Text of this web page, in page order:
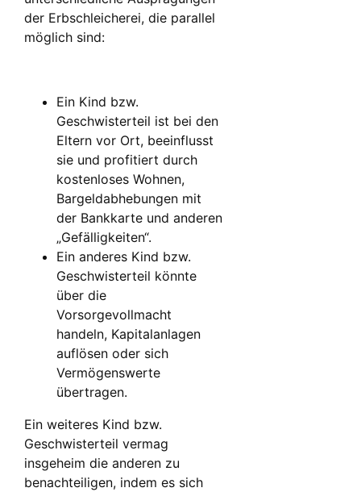
der Erbschleicherei, die parallel
möglich sind:
Ein Kind bzw.
Geschwisterteil ist bei den
Eltern vor Ort, beeinflusst
sie und profitiert durch
kostenloses Wohnen,
Bargeldabhebungen mit
der Bankkarte und anderen
„Gefälligkeiten“.
Ein anderes Kind bzw.
Geschwisterteil könnte
über die
Vorsorgevollmacht
handeln, Kapitalanlagen
auflösen oder sich
Vermögenswerte
übertragen.
Ein weiteres Kind bzw.
Geschwisterteil vermag
insgeheim die anderen zu
benachteiligen, indem es sich